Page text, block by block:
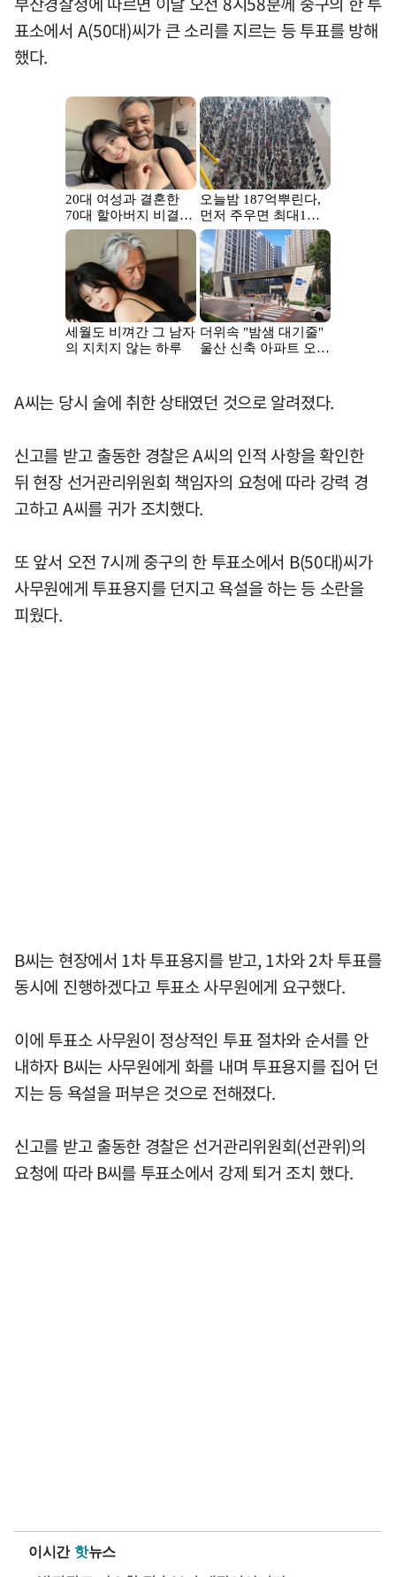
표소에서 A(50대)씨가 큰 소리를 지르는 등 투표를 방해
했다.
A씨는 당시 술에 취한 상태였던 것으로 알려졌다.
신고를 받고 출동한 경찰은 A씨의 인적 사항을 확인한
뒤 현장 선거관리위원회 책임자의 요청에 따라 강력 경
고하고 A씨를 귀가 조치했다.
또 앞서 오전 7시께 중구의 한 투표소에서 B(50대)씨가
사무원에게 투표용지를 던지고 욕설을 하는 등 소란을
피웠다.
B씨는 현장에서 1차 투표용지를 받고, 1차와 2차 투표를
동시에 진행하겠다고 투표소 사무원에게 요구했다.
이에 투표소 사무원이 정상적인 투표 절차와 순서를 안
내하자 B씨는 사무원에게 화를 내며 투표용지를 집어 던
지는 등 욕설을 퍼부은 것으로 전해졌다.
신고를 받고 출동한 경찰은 선거관리위원회(선관위)의
요청에 따라 B씨를 투표소에서 강제 퇴거 조치 했다.
이시간 핫뉴스